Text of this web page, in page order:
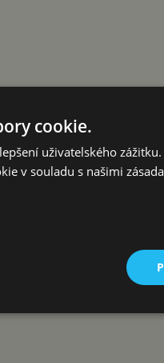
cookie.
uživatelského
v souladu s našimi